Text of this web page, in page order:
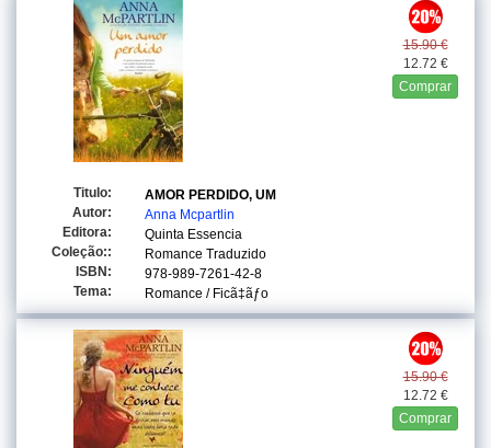
15.90 €
12.72 €
Comprar
Titulo:
AMOR PERDIDO, UM
Autor:
Anna Mcpartlin
Editora:
Quinta Essencia
Coleção::
Romance Traduzido
ISBN:
978-989-7261-42-8
Tema:
Romance / Ficã‡ãƒo
15.90 €
12.72 €
Comprar